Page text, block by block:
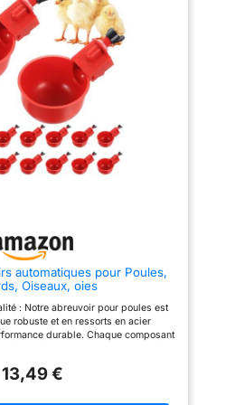
de
Le
automatiques pour Poules,
Oiseaux, oies
: Notre abreuvoir pour poules est
robuste et en ressorts en acier
durable. Chaque composant
Mécanisme d'auto-remplissage : Les
13,49 €